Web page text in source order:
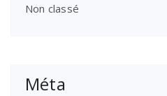
Non classé
Méta